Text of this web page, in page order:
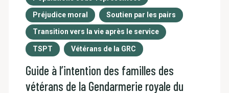
Préjudice moral Soutien par les pairs
Transition vers la vie après le service
TSPT Vétérans de la GRC
Guide à l’intention des familles des
vétérans de la Gendarmerie royale du